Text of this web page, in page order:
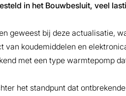
in het Bouwbesluit, veel
geweest bij deze actualisatie,
van koudemiddelen en
met een type warmtepomp
het standpunt dat